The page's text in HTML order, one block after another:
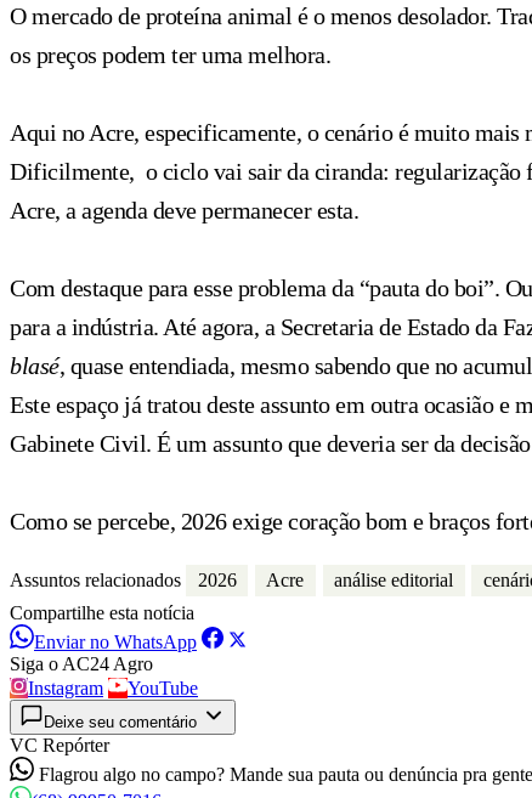
O mercado de proteína animal é o menos desolador.
os preços podem ter uma melhora.
Aqui no Acre, especificamente, o cenário é muito mais
Dificilmente, o ciclo vai sair da ciranda: regularização
Acre, a agenda deve permanecer esta.
Com destaque para esse problema da “pauta do boi”.
para a indústria. Até agora, a Secretaria de Estado da
blasé, quase entendiada, mesmo sabendo que no
Este espaço já tratou deste assunto em outra ocasião e
Gabinete Civil. É um assunto que deveria ser da
Como se percebe, 2026 exige coração bom e braços
Assuntos relacionados 2026 Acre análise editorial
Compartilhe esta notícia
Enviar no WhatsApp
Siga o AC24 Agro
Instagram
YouTube
Deixe seu comentário
VC Repórter
Flagrou algo no campo? Mande sua pauta ou denúncia pra